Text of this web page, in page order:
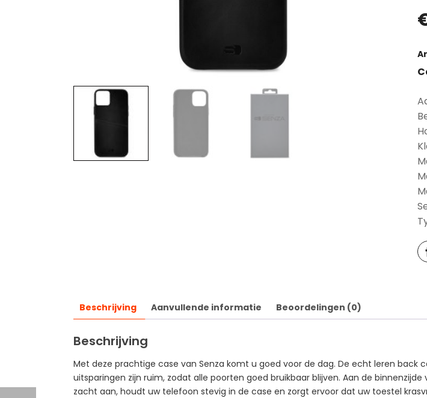
Beschrijving Aanvullende informatie Beoordelingen (0)
Beschrijving
Met deze prachtige case van Senza komt u goed voor de dag. De echt leren back
uitsparingen zijn ruim, zodat alle poorten goed bruikbaar blijven. Aan de
zacht aan, houdt uw telefoon stevig in de case en zorgt ervoor dat uw toestel